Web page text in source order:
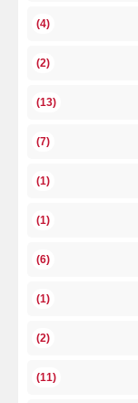
(4)
(2)
(13)
(7)
(1)
(1)
(6)
(1)
(2)
(11)